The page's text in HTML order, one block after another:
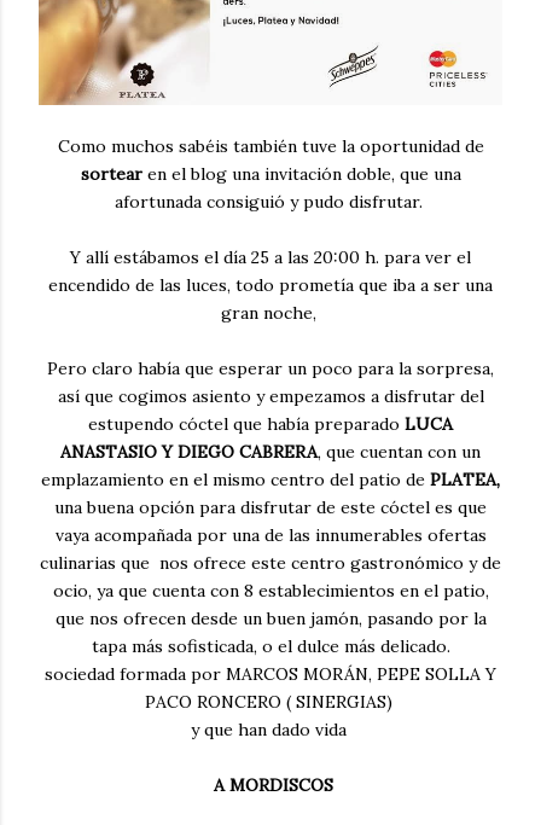
Como muchos sabéis también tuve la oportunidad de
sortear en el blog una invitación doble, que una
afortunada consiguió y pudo disfrutar.
Y allí estábamos el día 25 a las 20:00 h. para ver el
encendido de las luces, todo prometía que iba a ser una
gran noche,
Pero claro había que esperar un poco para la sorpresa,
así que cogimos asiento y empezamos a disfrutar del
estupendo cóctel que había preparado LUCA
ANASTASIO Y DIEGO CABRERA, que cuentan con un
emplazamiento en el mismo centro del patio de PLATEA,
una buena opción para disfrutar de este cóctel es que
vaya acompañada por una de las innumerables ofertas
culinarias que nos ofrece este centro gastronómico y de
ocio, ya que cuenta con 8 establecimientos en el patio,
que nos ofrecen desde un buen jamón, pasando por la
tapa más sofisticada, o el dulce más delicado.
sociedad formada por MARCOS MORÁN, PEPE SOLLA Y
PACO RONCERO ( SINERGIAS)
y que han dado vida
A MORDISCOS